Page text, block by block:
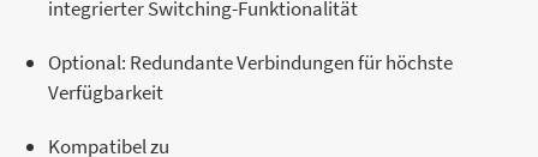
integrierter Switching-Funktionalität
Optional: Redundante Verbindungen für höchste
Verfügbarkeit
Kompatibel zu